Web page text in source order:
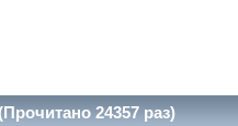
24357 раз)